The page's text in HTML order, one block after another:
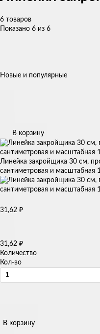
6 товаров
Показано 6 из 6
Новые и популярные
В корзину
Линейка закройщика 30 см,
сантиметровая и
31,62 ₽
31,62 ₽
Количество
Кол-во
В корзину